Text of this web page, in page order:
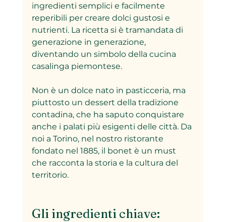
ingredienti semplici e facilmente
reperibili per creare dolci gustosi e
nutrienti. La ricetta si è tramandata di
generazione in generazione,
diventando un simbolo della cucina
casalinga piemontese.
Non è un dolce nato in pasticceria, ma
piuttosto un dessert della tradizione
contadina, che ha saputo conquistare
anche i palati più esigenti delle città. Da
noi a Torino, nel nostro ristorante
fondato nel 1885, il bonet è un must
che racconta la storia e la cultura del
territorio.
Gli ingredienti chiave: